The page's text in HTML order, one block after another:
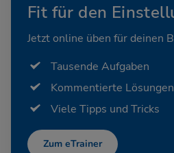
Fit für den
Jetzt online üben für deinen
Tausende Aufgaben
Kommentierte Lösungen
Viele Tipps und Tricks
Zum eTrainer